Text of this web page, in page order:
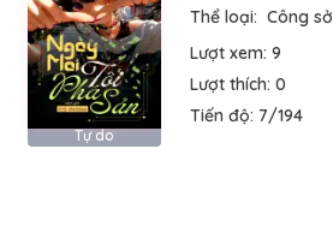
Tự do
Thể loại: Công sở
Lượt xem: 9
Lượt thích: 0
Tiến độ: 7/194